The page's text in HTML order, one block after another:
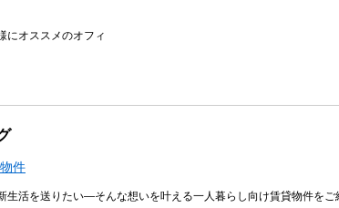
にオススメのオフィ
件
生活を送りたい―そんな想いを叶える一人暮らし向け賃貸物件をご